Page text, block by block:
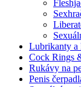
Lubrikanty a
Cock Rings
Rukávy na
Penis